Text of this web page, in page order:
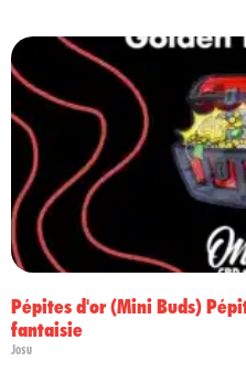
Pépites d'or (Mini Buds)
fantaisie
Josu